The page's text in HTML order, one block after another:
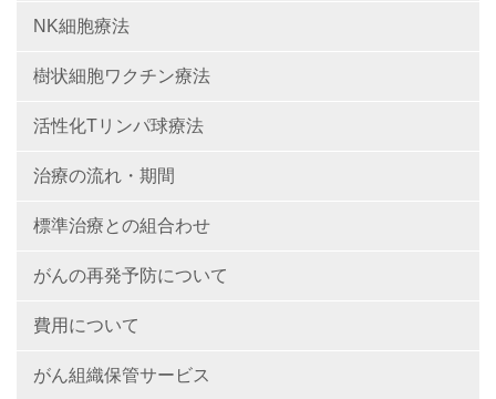
NK細胞療法
樹状細胞ワクチン療法
活性化Tリンパ球療法
治療の流れ・期間
標準治療との組合わせ
がんの再発予防について
費用について
がん組織保管サービス